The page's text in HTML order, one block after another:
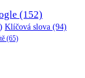
(152)
Klíčová slova (94)
(65)